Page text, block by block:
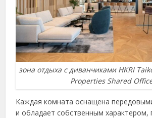
зона отдыха с диванчиками HKRI
Properties Shared
Каждая комната оснащена
и обладает собственным